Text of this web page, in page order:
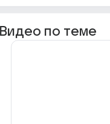
Видео по теме